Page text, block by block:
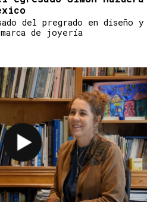
del pregrado en diseño y
de joyería